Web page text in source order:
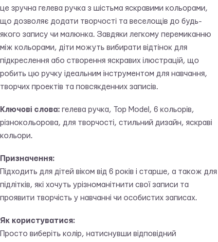
це зручна гелева ручка з шістьма яскравими кольорами,
що дозволяє додати творчості та веселощів до будь-
якого запису чи малюнка. Завдяки легкому перемиканню
між кольорами, діти можуть вибирати відтінок для
підкреслення або створення яскравих ілюстрацій, що
робить цю ручку ідеальним інструментом для навчання,
творчих проектів та повсякденних записів.
Ключові слова: гелева ручка, Top Model, 6 кольорів,
різнокольорова, для творчості, стильний дизайн, яскраві
кольори.
Призначення:
Підходить для дітей віком від 6 років і старше, а також для
підлітків, які хочуть урізноманітнити свої записи та
проявити творчість у навчанні чи особистих записах.
Як користуватися:
Просто виберіть колір, натиснувши відповідний